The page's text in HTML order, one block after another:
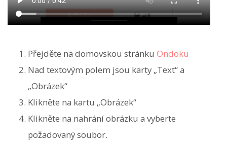
Přejděte na domovskou stránku Ondoku
Nad textovým polem jsou karty „Text“ a
„Obrázek“
Klikněte na kartu „Obrázek“
Klikněte na nahrání obrázku a vyberte
požadovaný soubor.